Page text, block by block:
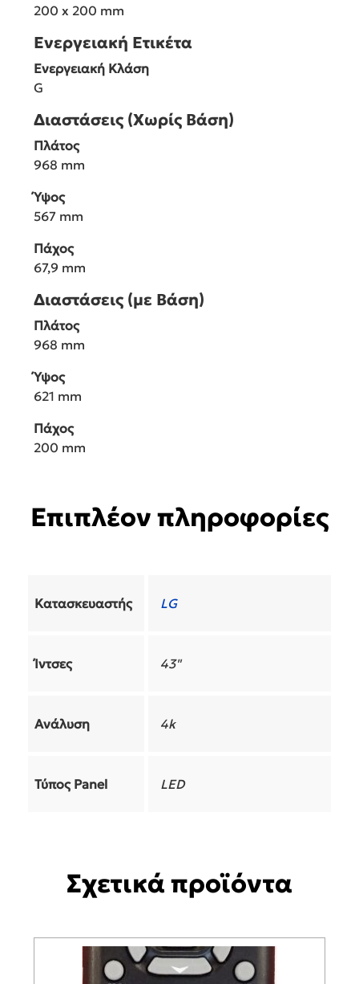
200 x 200 mm
Ενεργειακή Ετικέτα
Ενεργειακή Κλάση
G
Διαστάσεις (Χωρίς Βάση)
Πλάτος
968 mm
Ύψος
567 mm
Πάχος
67,9 mm
Διαστάσεις (με Βάση)
Πλάτος
968 mm
Ύψος
621 mm
Πάχος
200 mm
Επιπλέον πληροφορίες
Κατασκευαστής LG
Ίντσες 43"
Ανάλυση 4k
Τύπος Panel LED
Σχετικά προϊόντα